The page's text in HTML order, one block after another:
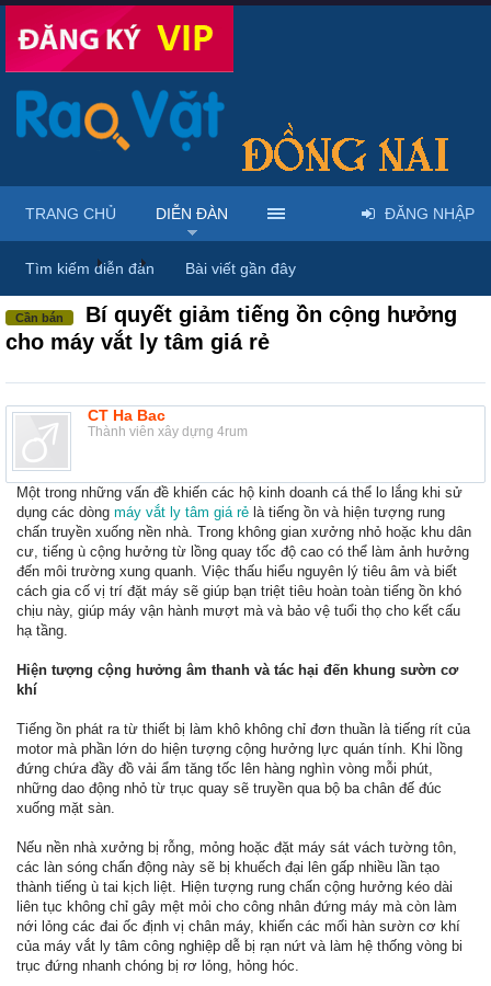
Diễn đàn ... Máy móc & thiết bị công nông nghiệp
Cần bán
Bí quyết giảm tiếng ồn cộng hưởng
cho máy vắt ly tâm giá rẻ
CT Ha Bac
Thành viên xây dựng 4rum
Một trong những vấn đề khiến các hộ kinh doanh cá thể lo lắng khi sử
dụng các dòng máy vắt ly tâm giá rẻ là tiếng ồn và hiện tượng rung
chấn truyền xuống nền nhà. Trong không gian xưởng nhỏ hoặc khu dân
cư, tiếng ù cộng hưởng từ lồng quay tốc độ cao có thể làm ảnh hưởng
đến môi trường xung quanh. Việc thấu hiểu nguyên lý tiêu âm và biết
cách gia cố vị trí đặt máy sẽ giúp bạn triệt tiêu hoàn toàn tiếng ồn khó
chịu này, giúp máy vận hành mượt mà và bảo vệ tuổi thọ cho kết cấu
hạ tầng.
Hiện tượng cộng hưởng âm thanh và tác hại đến khung sườn cơ
khí
Tiếng ồn phát ra từ thiết bị làm khô không chỉ đơn thuần là tiếng rít của
motor mà phần lớn do hiện tượng cộng hưởng lực quán tính. Khi lồng
đứng chứa đầy đồ vải ẩm tăng tốc lên hàng nghìn vòng mỗi phút,
những dao động nhỏ từ trục quay sẽ truyền qua bộ ba chân đế đúc
xuống mặt sàn.
Nếu nền nhà xưởng bị rỗng, mỏng hoặc đặt máy sát vách tường tôn,
các làn sóng chấn động này sẽ bị khuếch đại lên gấp nhiều lần tạo
thành tiếng ù tai kịch liệt. Hiện tượng rung chấn cộng hưởng kéo dài
liên tục không chỉ gây mệt mỏi cho công nhân đứng máy mà còn làm
nới lỏng các đai ốc định vị chân máy, khiến các mối hàn sườn cơ khí
của máy vắt ly tâm công nghiệp dễ bị rạn nứt và làm hệ thống vòng bi
trục đứng nhanh chóng bị rơ lỏng, hỏng hóc.
TRANG CHỦ DIỄN ĐÀN
Tìm kiếm diễn đàn Bài viết gần đây
ĐĂNG NHẬP